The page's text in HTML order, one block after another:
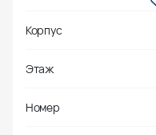
Корпус
Этаж
Номер